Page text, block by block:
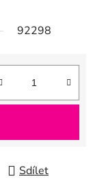
92298
Sdílet